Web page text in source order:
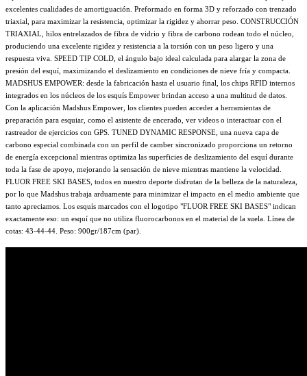
excelentes cualidades de amortiguación. Preformado en forma 3D y reforzado con trenzado
triaxial, para maximizar la resistencia, optimizar la rigidez y ahorrar peso. CONSTRUCCIÓN
TRIAXIAL, hilos entrelazados de fibra de vidrio y fibra de carbono rodean todo el núcleo,
produciendo una excelente rigidez y resistencia a la torsión con un peso ligero y una
respuesta viva. SPEED TIP COLD, el ángulo bajo ideal calculada para alargar la zona de
presión del esquí, maximizando el deslizamiento en condiciones de nieve fría y compacta.
MADSHUS EMPOWER: desde la fabricación hasta el usuario final, los chips RFID internos
integrados en los núcleos de los esquís Empower brindan acceso a una multitud de datos.
Con la aplicación Madshus Empower, los clientes pueden acceder a herramientas de
preparación para esquiar, como el asistente de encerado, ver videos o interactuar con el
rastreador de ejercicios con GPS. TUNED DYNAMIC RESPONSE, una nueva capa de
carbono especial combinada con un perfil de camber sincronizado proporciona un retorno
de energía excepcional mientras optimiza las superficies de deslizamiento del esquí durante
toda la fase de apoyo, mejorando la sensación de nieve mientras mantiene la velocidad.
FLUOR FREE SKI BASES, todos en nuestro deporte disfrutan de la belleza de la naturaleza,
por lo que Madshus trabaja arduamente para minimizar el impacto en el medio ambiente que
tanto apreciamos. Los esquís marcados con el logotipo "FLUOR FREE SKI BASES" indican
exactamente eso: un esquí que no utiliza fluorocarbonos en el material de la suela. Línea de
cotas: 43-44-44. Peso: 900gr/187cm (par).